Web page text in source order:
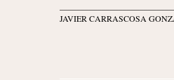
JAVIER CARRASCOSA